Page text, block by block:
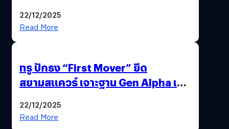
22/12/2025
Read More
ทรู ปักธง “First Mover” ยึด
สยามสแควร์ เจาะฐาน Gen Alpha เมื่อ
ยุคถัดไป
22/12/2025
Read More